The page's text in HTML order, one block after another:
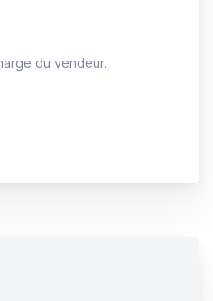
récente (2015) climatisée
du vendeur.